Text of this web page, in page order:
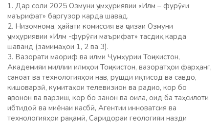
1. Дар соли 2025 Озмуни ҷумҳуриявии «Илм – фурӯғи
маърифат» баргузор карда шавад.
2. Низомнома, ҳайати комиссия ва ҷоизаи Озмуни
ҷумҳуриявии «Илм -фурӯғи маърифат» тасдиқ карда
шаванд (замимаҳои 1, 2 ва 3).
3. Вазорати маориф ва илми Ҷумҳурии Тоҷикистон,
Академияи миллии илмҳои Тоҷикистон, вазоратҳои фарҳанг,
саноат ва технологияҳои нав, рушди иқтисод ва савдо,
кишоварзӣ, кумитаҳои телевизион ва радио, кор бо
ҷавонон ва варзиш, кор бо занон ва оила, оид ба таҳсилоти
ибтидоӣ ва миёнаи касбӣ, Агентии инноватсия ва
технологияҳои рақамӣ, Саридораи геологияи назди